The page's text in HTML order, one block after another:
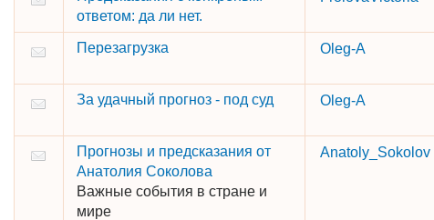
ответом: да ли нет.
Перезагрузка Oleg-A
За удачный прогноз - под суд Oleg-A
Прогнозы и предсказания от
Анатолия Соколова
Важные события в стране и
мире
Anatoly_Sokolov